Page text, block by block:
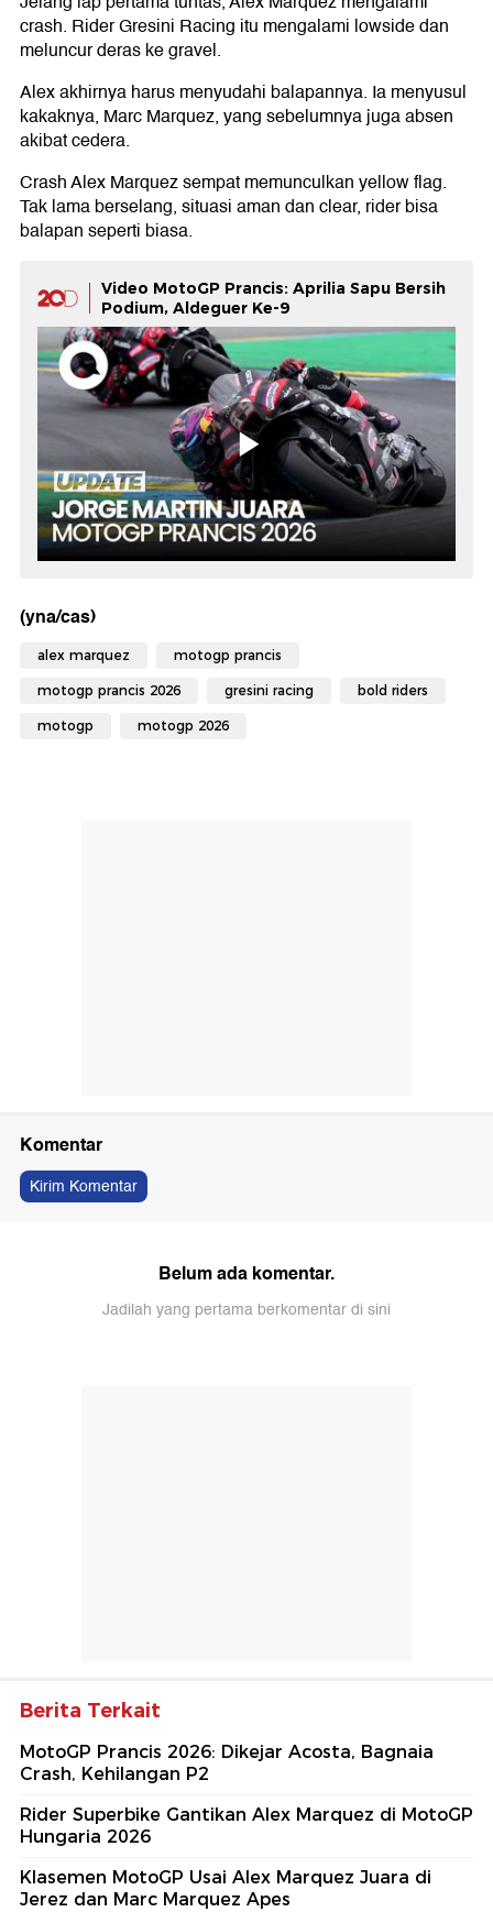
crash. Rider Gresini Racing itu mengalami lowside dan
meluncur deras ke gravel.
Alex akhirnya harus menyudahi balapannya. Ia menyusul
kakaknya, Marc Marquez, yang sebelumnya juga absen
akibat cedera.
Crash Alex Marquez sempat memunculkan yellow flag.
Tak lama berselang, situasi aman dan clear, rider bisa
balapan seperti biasa.
Video MotoGP Prancis: Aprilia Sapu Bersih
Podium, Aldeguer Ke-9
(yna/cas)
alex marquez motogp prancis
motogp prancis 2026 gresini racing bold riders
motogp motogp 2026
Komentar
Kirim Komentar
Belum ada komentar.
Jadilah yang pertama berkomentar di sini
Berita Terkait
MotoGP Prancis 2026: Dikejar Acosta, Bagnaia
Crash, Kehilangan P2
Rider Superbike Gantikan Alex Marquez di MotoGP
Hungaria 2026
Klasemen MotoGP Usai Alex Marquez Juara di
Jerez dan Marc Marquez Apes